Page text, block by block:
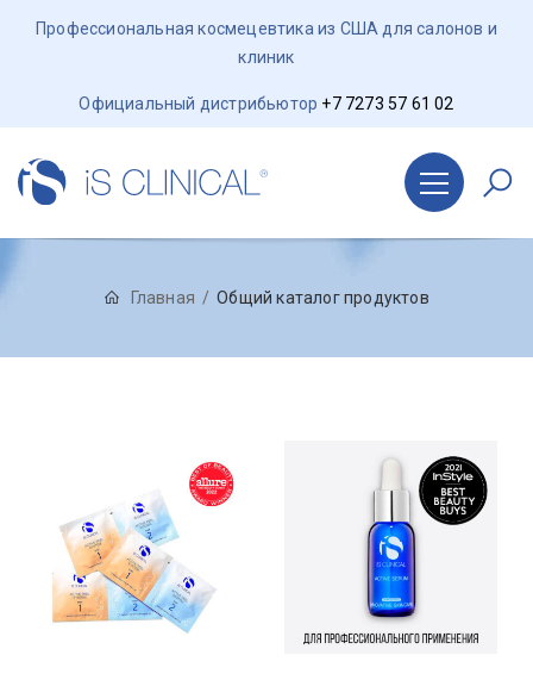
Профессиональная космецевтика из США для салонов и
клиник
Официальный дистрибьютор +7 7273 57 61 02
Главная Общий каталог продуктов